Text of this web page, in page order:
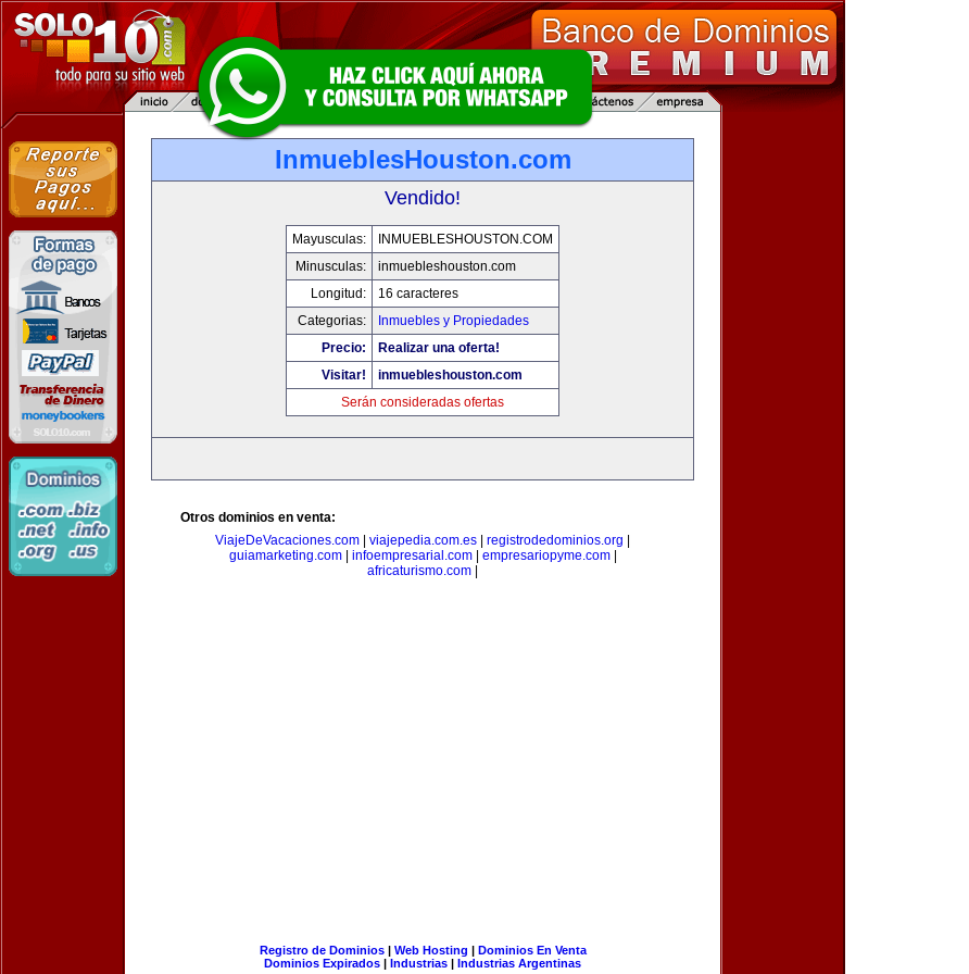
InmueblesHouston.com
Vendido!
Mayusculas:
INMUEBLESHOUSTON.COM
Minusculas:
inmuebleshouston.com
Longitud:
16 caracteres
Categorias:
Inmuebles y Propiedades
Precio:
Realizar una oferta!
Visitar!
inmuebleshouston.com
Serán consideradas ofertas
Otros dominios en venta:
ViajeDeVacaciones.com
viajepedia.com.es registrodedominios.org
guiamarketing.com| infoempresarial.com| empresariopyme.com|
africaturismo.com
Registro de Dominios| Web Hosting | Dominios En Venta
Dominios Expirados | Industrias | Industrias Argentinas